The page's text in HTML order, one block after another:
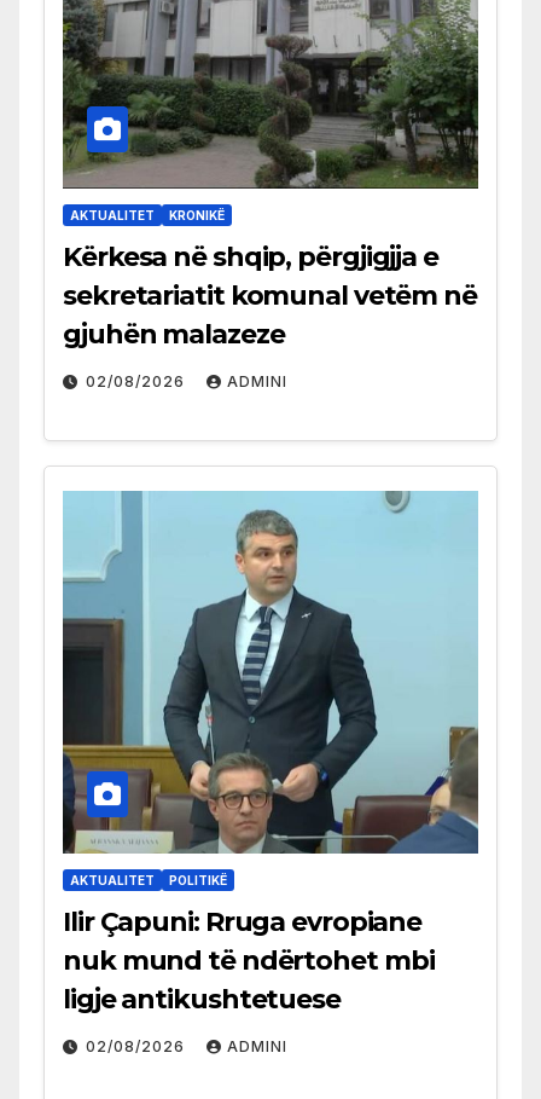
AKTUALITET KRONIKË
Kërkesa në shqip, përgjigjja e
sekretariatit komunal vetëm në
gjuhën malazeze
02/08/2026 ADMINI
AKTUALITET POLITIKË
Ilir Çapuni: Rruga evropiane
nuk mund të ndërtohet mbi
ligje antikushtetuese
02/08/2026 ADMINI